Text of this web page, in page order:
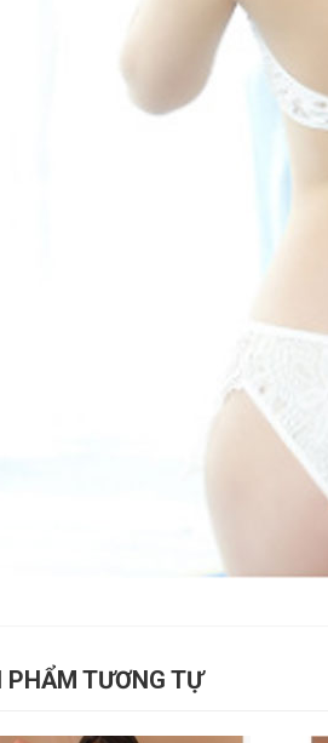
PHẨM TƯƠNG TỰ